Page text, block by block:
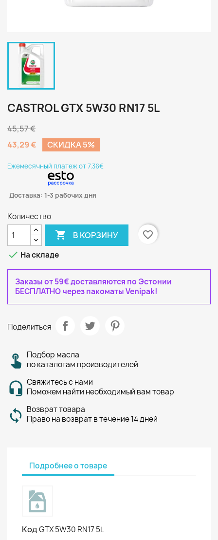
CASTROL GTX 5W30 RN17 5L
45,57 €
43,29 €
CКИДКА 5%
Eжемесячный платеж от 7.36€
Доставка: 1-3 рабочих дня
Количество
 В КОРЗИНУ
favorite_border
 На складе
Заказы от 59€ доставляются по Эстонии
БЕСПЛАТНО через пакоматы Venipak!
Поделиться
Подбор масла
по каталогам производителей
Свяжитесь с нами
Поможем найти необходимый вам товар
Возврат товара
Право на возврат в течение 14 дней
Подробнее о товаре
КодGTX 5W30 RN17 5L